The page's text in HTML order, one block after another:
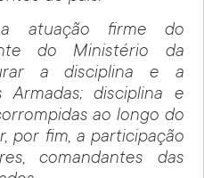
atuação firme do
do Ministério da
a disciplina e a
Armadas; disciplina e
ao longo do
por fim, a participação
comandantes das